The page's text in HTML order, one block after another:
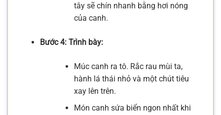
tây sẽ chín nhanh bằng hơi nóng
của canh.
Bước 4: Trình bày:
Múc canh ra tô. Rắc rau mùi ta,
hành lá thái nhỏ và một chút tiêu
xay lên trên.
Món canh sứa biển ngon nhất khi